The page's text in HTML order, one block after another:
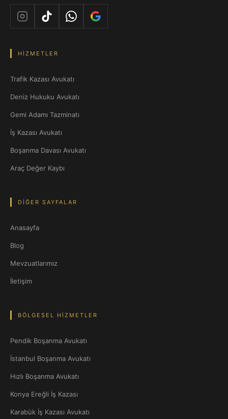
HIZMETLER
Trafik Kazası Avukatı
Deniz Hukuku Avukatı
Gemi Adamı Tazminatı
İş Kazası Avukatı
Boşanma Davası Avukatı
Araç Değer Kaybı
DIĞER SAYFALAR
Anasayfa
Blog
Mevzuatlarımız
İletişim
BÖLGESEL HIZMETLER
Pendik Boşanma Avukatı
İstanbul Boşanma Avukatı
Hızlı Boşanma Avukatı
Konya Ereğli İş Kazası
Karabük İş Kazası Avukatı